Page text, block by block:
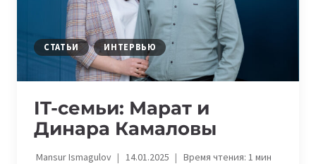
СТАТЬИ ИНТЕРВЬЮ
IT-семьи: Марат и
Динара Камаловы
Mansur Ismagulov 14.01.2025 Время чтения: 1мин